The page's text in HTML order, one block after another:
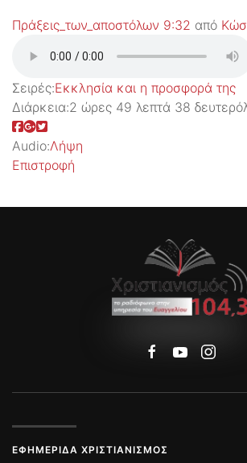
Πράξεις_των_αποστόλων 9:32 από
Σειρές:Εκκλησία και η προσφορά της
Διάρκεια:2 ώρες 49 λεπτά 38
Audio:Λήψη
Επιστροφή
ΕΦΗΜΕΡΊΔΑ ΧΡΙΣΤΙΑΝΙΣΜΌΣ